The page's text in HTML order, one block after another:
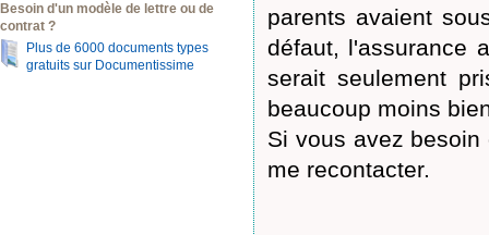
Besoin d'un modèle de lettre ou de
contrat ?
Plus de 6000 documents types
gratuits sur Documentissime
parents avaient
défaut, l'assurance
serait seulement
beaucoup moins
Si vous avez
me recontacter.